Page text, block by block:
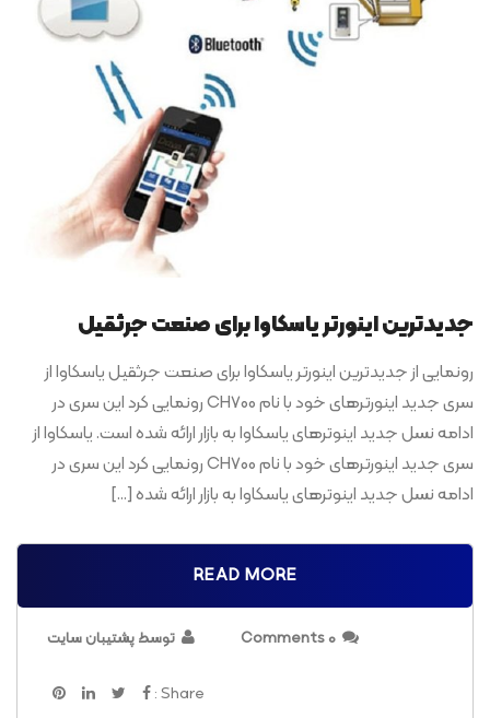
جدیدترین اینورتر یاسکاوا برای صنعت جرثقیل
رونمایی از جدیدترین اینورتر یاسکاوا برای صنعت جرثقیل یاسکاوا از
سری جدید اینورترهای خود با نام CH700 رونمایی کرد این سری در
ادامه نسل جدید اینوترهای یاسکاوا به بازار ارائه شده است. یاسکاوا از
سری جدید اینورترهای خود با نام CH700 رونمایی کرد این سری در
ادامه نسل جدید اینوترهای یاسکاوا به بازار ارائه شده […]
READ MORE
0 Comments توسط پشتیبان سایت
Share :